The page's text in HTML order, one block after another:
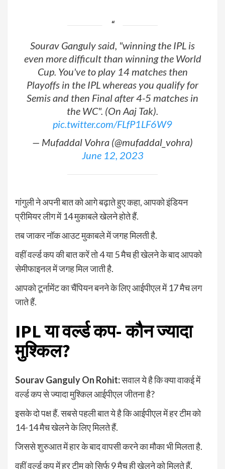
Sourav Ganguly said, "winning the IPL is
even more difficult than winning the World
Cup. You've to play 14 matches then
Playoffs in the IPL whereas you qualify for
Semis and then Final after 4-5 matches in
the WC". (On Aaj Tak).
pic.twitter.com/FLfP1LF6W9
— Mufaddal Vohra (@mufaddal_vohra)
June 12, 2023
गांगुली ने अपनी बात को आगे बढ़ाते हुए कहा, आपको इंडियन
प्रीमियर लीग में 14 मुकाबले खेलने होते हैं.
तब जाकर नॉक आउट मुकाबले में जगह मिलती है.
वहीं वर्ल्ड कप की बात करें तो 4 या 5 मैच ही खेलने के बाद आपको
सेमीफाइनल में जगह मिल जाती है.
आपको टूर्नामेंट का चैंपियन बनने के लिए आईपीएल में 17 मैच लग
जाते हैं.
IPL या वर्ल्ड कप- कौन ज्यादा
मुश्किल?
Sourav Ganguly On Rohit:सवाल ये है कि क्या वाकई में
वर्ल्ड कप से ज्यादा मुश्किल आईपीएल जीतना है?
इसके दो पक्ष हैं. सबसे पहली बात ये है कि आईपीएल में हर टीम को
14-14 मैच खेलने के लिए मिलते हैं.
जिससे शुरुआत में हार के बाद वापसी करने का मौका भी मिलता है.
वहीं वर्ल्ड कप में हर टीम को सिर्फ 9 मैच ही खेलने को मिलते हैं.